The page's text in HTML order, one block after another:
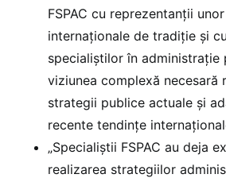
FSPAC cu reprezentanții
internaționale de tradiție și
specialiștilor în administrație
viziunea complexă necesară
strategii publice actuale și
recente tendințe
„Specialiștii FSPAC au deja
realizarea strategiilor